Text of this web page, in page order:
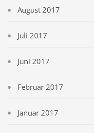
August 2017
Juli 2017
Juni 2017
Februar 2017
Januar 2017